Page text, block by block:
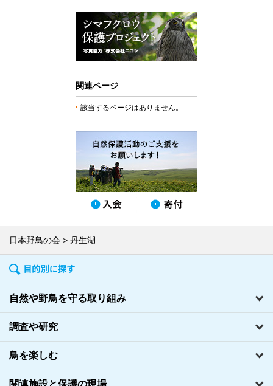
関連ページ
該当するページはありません。
日本野鳥の会 丹生湖
自然や野鳥を守る取り組み
調査や研究
鳥を楽しむ
関連施設と保護の現場